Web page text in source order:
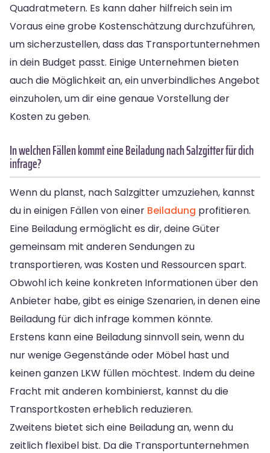
Quadratmetern. Es kann daher hilfreich sein im
Voraus eine grobe Kostenschätzung durchzuführen,
um sicherzustellen, dass das Transportunternehmen
in dein Budget passt. Einige Unternehmen bieten
auch die Möglichkeit an, ein unverbindliches Angebot
einzuholen, um dir eine genaue Vorstellung der
Kosten zu geben.
In welchen Fällen kommt eine Beiladung nach Salzgitter für dich
infrage?
Wenn du planst, nach Salzgitter umzuziehen, kannst
du in einigen Fällen von einer Beiladung profitieren.
Eine Beiladung ermöglicht es dir, deine Güter
gemeinsam mit anderen Sendungen zu
transportieren, was Kosten und Ressourcen spart.
Obwohl ich keine konkreten Informationen über den
Anbieter habe, gibt es einige Szenarien, in denen eine
Beiladung für dich infrage kommen könnte.
Erstens kann eine Beiladung sinnvoll sein, wenn du
nur wenige Gegenstände oder Möbel hast und
keinen ganzen LKW füllen möchtest. Indem du deine
Fracht mit anderen kombinierst, kannst du die
Transportkosten erheblich reduzieren.
Zweitens bietet sich eine Beiladung an, wenn du
zeitlich flexibel bist. Da die Transportunternehmen